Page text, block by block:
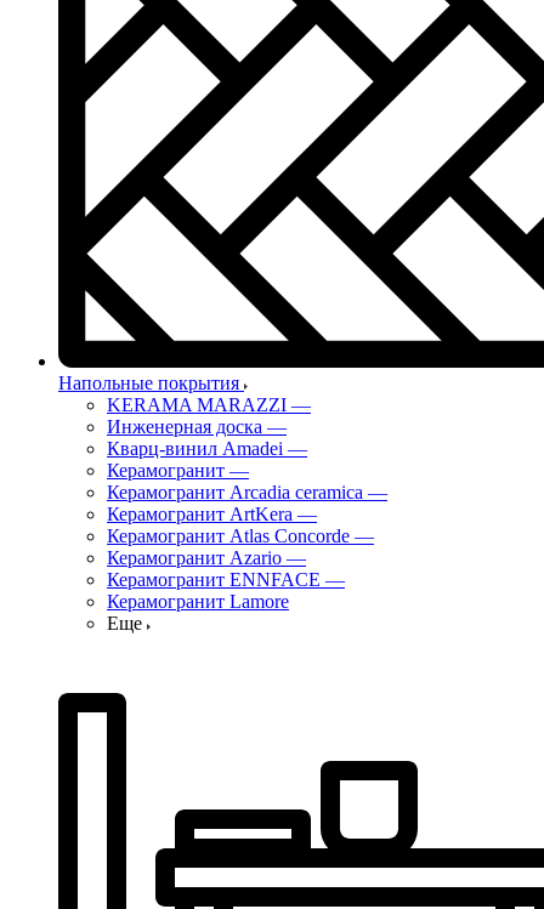
Напольные покрытия
KERAMA MARAZZI —
Инженерная доска —
Кварц-винил Amadei —
Керамогранит —
Керамогранит Arcadia ceramica —
Керамогранит ArtKera —
Керамогранит Atlas Concorde —
Керамогранит Azario —
Керамогранит ENNFACE —
Керамогранит Lamore
Еще